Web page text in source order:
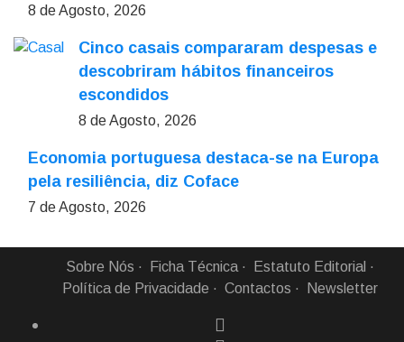
8 de Agosto, 2026
Cinco casais compararam despesas e
descobriram hábitos financeiros
escondidos
8 de Agosto, 2026
Economia portuguesa destaca-se na Europa
pela resiliência, diz Coface
7 de Agosto, 2026
Sobre Nós Ficha Técnica
Estatuto Editorial
Política de Privacidade
Contactos Newsletter